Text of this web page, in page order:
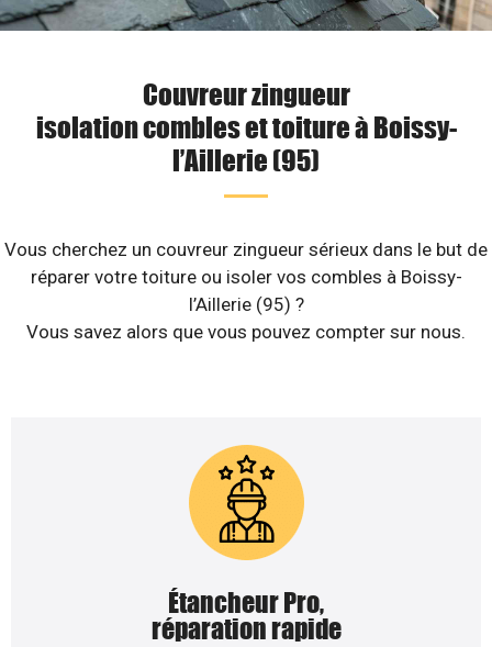
Couvreur zingueur
isolation combles et toiture à Boissy-
l’Aillerie (95)
Vous cherchez un couvreur zingueur sérieux dans le but de
réparer votre toiture ou isoler vos combles à Boissy-
l’Aillerie (95) ?
Vous savez alors que vous pouvez compter sur nous.
Étancheur Pro,
réparation rapide